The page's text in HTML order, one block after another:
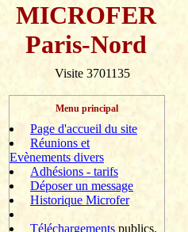
MICROFER
Paris-Nord
Visite 3701135
Menu principal
Page d'accueil du site
Réunions et
Evènements divers
Adhésions - tarifs
Déposer un message
Historique Microfer
Téléchargements publics.